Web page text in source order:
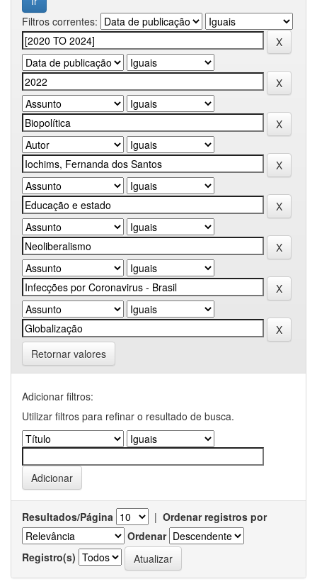
Filtros correntes:
Retornar valores
Adicionar filtros:
Utilizar filtros para refinar o resultado de busca.
Resultados/Página | Ordenar registros por
Ordenar
Registro(s)